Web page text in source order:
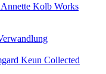
Kolb Works
Keun Collected